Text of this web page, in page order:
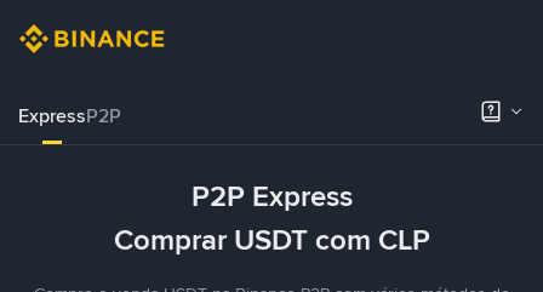
ExpressP2P
P2P Express
Comprar USDT com CLP